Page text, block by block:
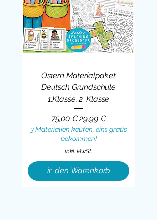
Ostern Materialpaket
Deutsch Grundschule
1.Klasse, 2. Klasse
Standardpreis
75,00 € Sale-Preis
29,99 €
3 Materialien kaufen, eins gratis
bekommen!
inkl. MwSt.
in den Warenkorb